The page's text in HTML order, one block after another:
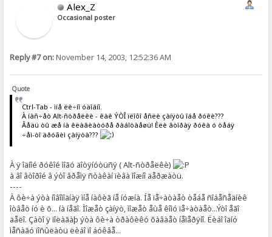
Alex_Z
Occasional poster
Reply #7 on:November 14, 2003, 12:52:36 AM
Quote
Ctrl-Tab - ìíå ëè÷íî óäîáíî.
À íàñ÷åò Alt-ñòðåëêè - êàê ÝÒÎ ïëîõî åñëè çàíÿòû îáå ðóêè???
Âåäü òû æå íà êëàâèàòóðå ðàáîòàåøü! Èëè âòîðàÿ ðóêà ó òåáÿ
÷åì-òî äðóãèì çàíÿòà???
À ÿ îäíîé ðóêîé ìîãó äîòÿíóòüñÿ ( Alt-ñòðåëêè)
à âî âòîðîé â ýòî âðåìÿ ñòàêàí ïèâà ìîæíî äåðæàòü.
----
À ôè÷à ýòà íîâîìîäíàÿ ìíå íàôèã íå íóæíà. Íå ïå÷àòàåò òåáå ñîáåñåäíèê
îòâåò íó è õ... íà íåãî. Ìîæåò çàíÿò, ìîæåò åùå êîìó ïå÷àòàåò...Ýòî åãî
äåëî. Çàòî ÿ ïîëàãàþ ýòà ôè÷à òðàôèêó õàâàåò íåìåðÿíî. Ëèáî îäíó
ìåñàãó ïîñûëàòü ëèáî ïî áóêâå...